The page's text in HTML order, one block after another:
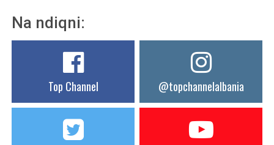
Na ndiqni:
Top Channel @topchannelalbania